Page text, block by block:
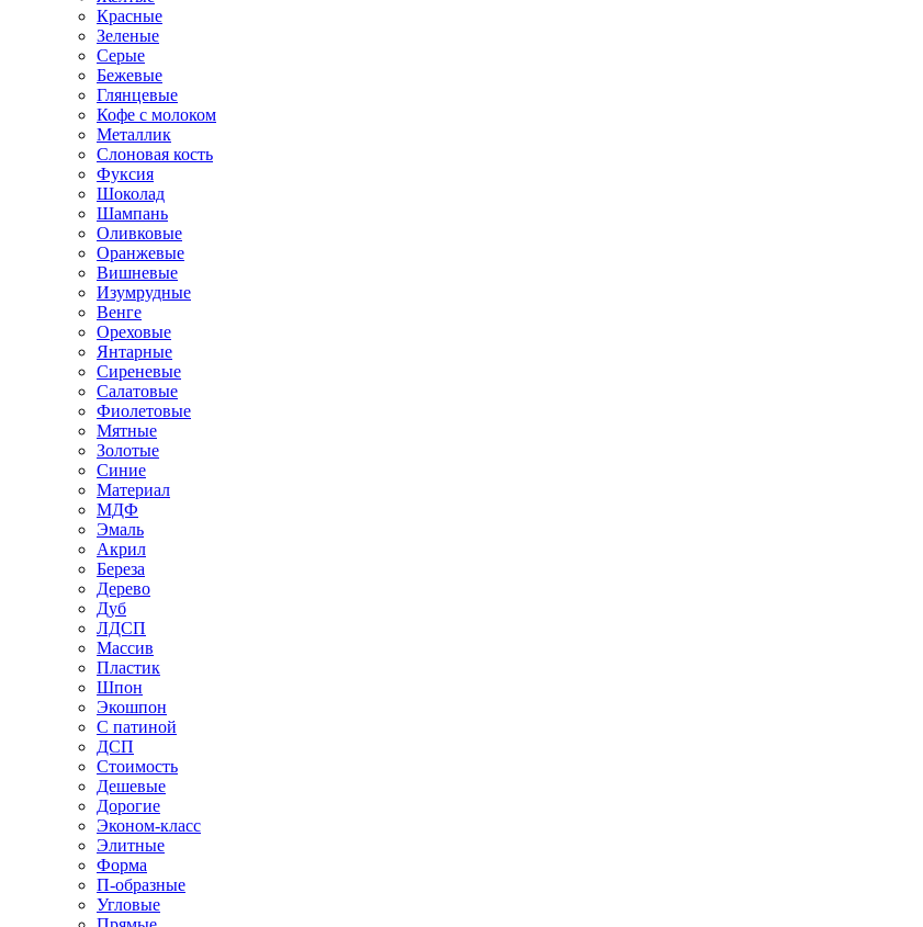
Красные
Зеленые
Серые
Бежевые
Глянцевые
Кофе с молоком
Металлик
Слоновая кость
Фуксия
Шоколад
Шампань
Оливковые
Оранжевые
Вишневые
Изумрудные
Венге
Ореховые
Янтарные
Сиреневые
Салатовые
Фиолетовые
Мятные
Золотые
Синие
Материал
МДФ
Эмаль
Акрил
Береза
Дерево
Дуб
ЛДСП
Массив
Пластик
Шпон
Экошпон
С патиной
ДСП
Стоимость
Дешевые
Дорогие
Эконом-класс
Элитные
Форма
П-образные
Угловые